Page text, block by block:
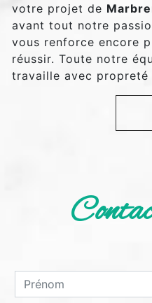
votre projet de
avant tout notre
vous renforce encore
réussir. Toute notre
travaille avec propreté